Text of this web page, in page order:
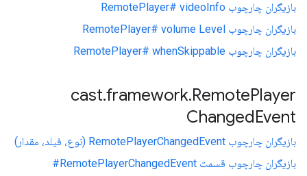
بازیگران چارچوب RemotePlayer# videoInfo
بازیگران چارچوب RemotePlayer# volume Level
بازیگران چارچوب RemotePlayer# whenSkippable
cast.framework.RemotePlayer
ChangedEvent
بازیگران چارچوب RemotePlayerChangedEvent (نوع، فیلد، مقدار)
بازیگران چارچوب قسمت RemotePlayerChangedEvent#